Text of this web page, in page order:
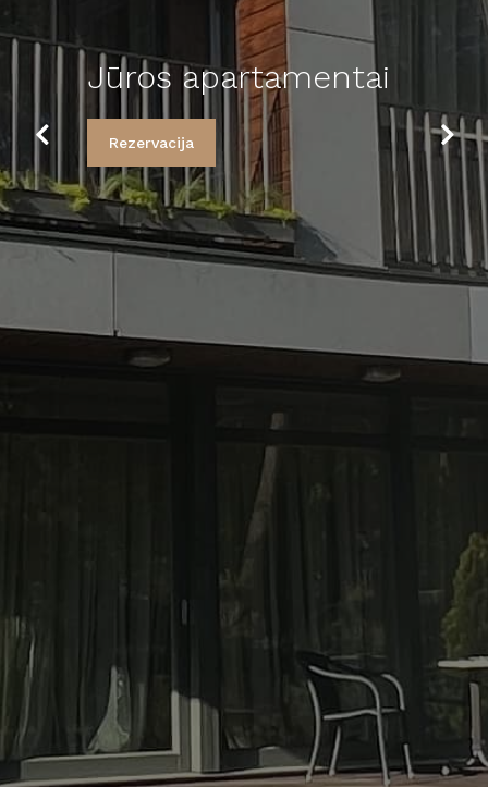
Jūros apartamentai
Rezervacija
Previo
Next